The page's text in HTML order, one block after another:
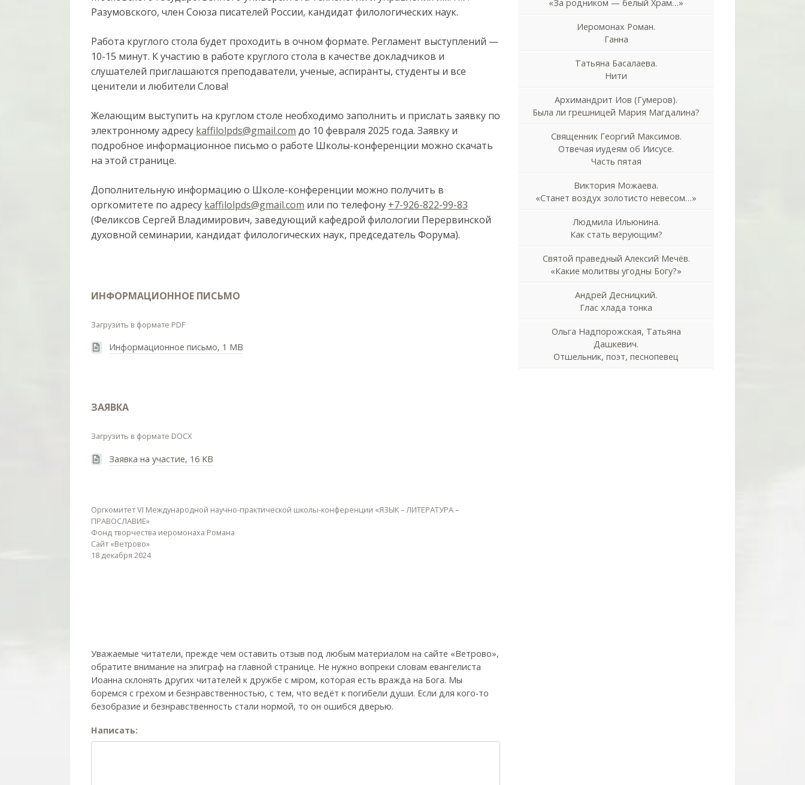
Разумовского, член Союза писателей России, кандидат филологических наук.
Работа круглого стола будет проходить в очном формате. Регламент выступлений —
10-15 минут. К участию в работе круглого стола в качестве докладчиков и
слушателей приглашаются преподаватели, ученые, аспиранты, студенты и все
ценители и любители Слова!
Желающим выступить на круглом столе необходимо заполнить и прислать заявку по
электронному адресу kaffilolpds@gmail.com до 10 февраля 2025 года. Заявку и
подробное информационное письмо о работе Школы-конференции можно скачать
на этой странице.
Дополнительную информацию о Школе-конференции можно получить в
оргкомитете по адресу kaffilolpds@gmail.com или по телефону +7-926-822-99-83
(Феликсов Сергей Владимирович, заведующий кафедрой филологии Перервинской
духовной семинарии, кандидат филологических наук, председатель Форума).
ИНФОРМАЦИОННОЕ ПИСЬМО
Загрузить в формате PDF
Информационное письмо, 1 MB
ЗАЯВКА
Загрузить в формате DOCX
Заявка на участие, 16 KB
Оргкомитет VI Международной научно-практической школы-конференции «ЯЗЫК – ЛИТЕРАТУРА –
ПРАВОСЛАВИЕ»
Фонд творчества иеромонаха Романа
Сайт «Ветрово»
18 декабря 2024
Уважаемые читатели, прежде чем оставить отзыв под любым материалом на сайте «Ветрово»,
обратите внимание на эпиграф на главной странице. Не нужно вопреки словам евангелиста
Иоанна склонять других читателей к дружбе с мiром, которая есть вражда на Бога. Мы
боремся с грехом и без­нрав­ствен­ностью, с тем, что ведёт к погибели души. Если для кого-то
безобразие и безнравственность стали нормой, то он ошибся дверью.
Написать:
«За родником — белый Храм…»
Иеромонах Роман.
Ганна
Татьяна Басалаева.
Нити
Архимандрит Иов (Гумеров).
Была ли грешницей Мария Магдалина?
Священник Георгий Максимов.
Отвечая иудеям об Иисусе.
Часть пятая
Виктория Можаева.
«Станет воздух золотисто невесом…»
Людмила Ильюнина.
Как стать верующим?
Святой праведный Алексий Мечёв.
«Какие молитвы угодны Богу?»
Андрей Десницкий.
Глас хлада тонка
Ольга Надпорожская, Татьяна
Дашкевич.
Отшельник, поэт, песнопевец